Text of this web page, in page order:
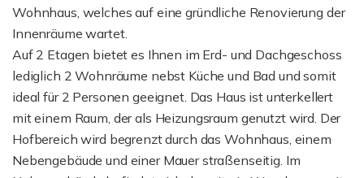
Wohnhaus, welches auf eine gründliche Renovierung der
Innenräume wartet.
Auf 2 Etagen bietet es Ihnen im Erd- und Dachgeschoss
lediglich 2 Wohnräume nebst Küche und Bad und somit
ideal für 2 Personen geeignet. Das Haus ist unterkellert
mit einem Raum, der als Heizungsraum genutzt wird. Der
Hofbereich wird begrenzt durch das Wohnhaus, einem
Nebengebäude und einer Mauer straßenseitig. Im